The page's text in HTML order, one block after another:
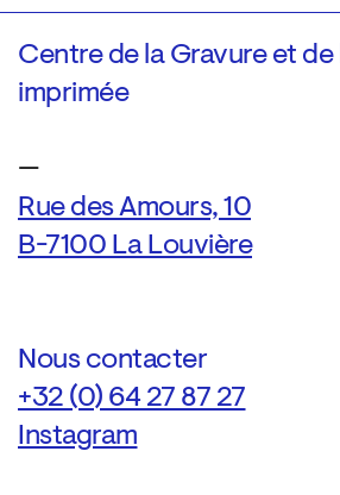
Centre de la Gravure et de
imprimée
—
Rue des Amours, 10
B-7100 La Louvière
Nous contacter
+32 (0) 64 27 87 27
Instagram